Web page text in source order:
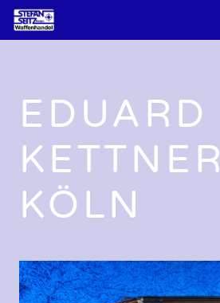
EDUARD
KETTNER
KÖLN